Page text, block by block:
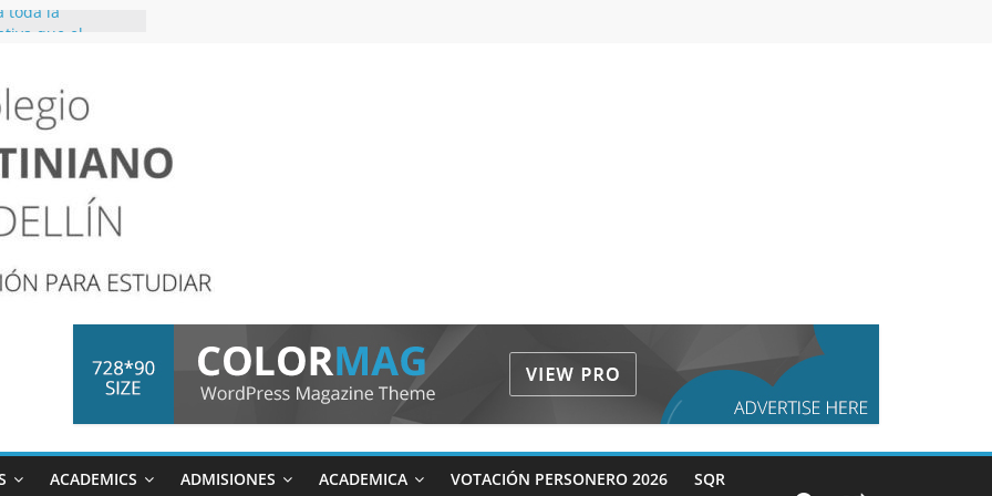
toda la
y 05 de junio
SOCIO-
ACADEMICS ADMISIONES ACADEMICA VOTACIÓN PERSONERO 2026 SQR